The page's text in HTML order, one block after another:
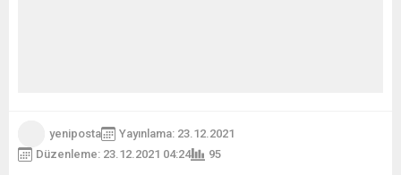
yeniposta
Yayınlama: 23.12.2021
Düzenleme: 23.12.2021 04:24
95